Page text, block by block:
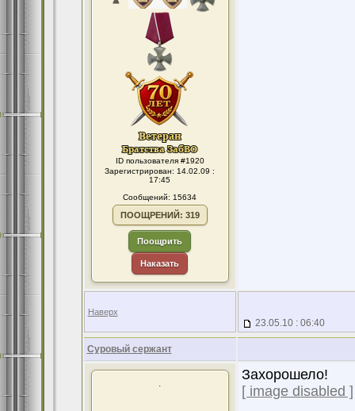
ID пользователя #1920
Зарегистрирован: 14.02.09 :
17:45
Сообщений: 15634
ПООЩРЕНИЙ: 319
Поощрить
Наказать
Наверх
23.05.10 : 06:40
Суровый сержант
.
Захорошело!
[ image disabled ]